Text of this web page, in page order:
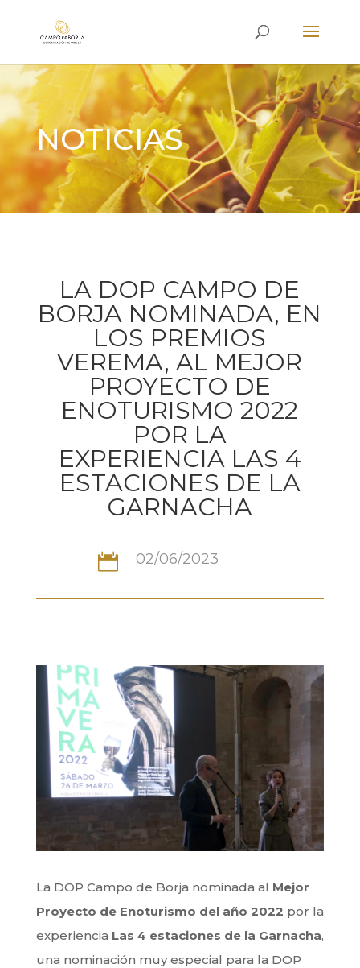
NOTICIAS
LA DOP CAMPO DE
BORJA NOMINADA, EN
LOS PREMIOS
VEREMA, AL MEJOR
PROYECTO DE
ENOTURISMO 2022
POR LA
EXPERIENCIA LAS 4
ESTACIONES DE LA
GARNACHA
 02/06/2023
La DOP Campo de Borja nominada al Mejor
Proyecto de Enoturismo del año 2022 por la
experiencia Las 4 estaciones de la Garnacha,
una nominación muy especial para la DOP